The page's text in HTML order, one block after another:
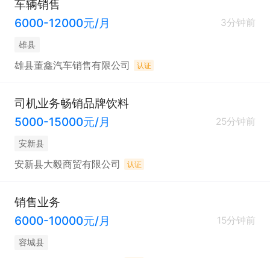
车辆销售
6000-12000元/月
3分钟前
雄县
雄县董鑫汽车销售有限公司 认证
司机业务畅销品牌饮料
5000-15000元/月
25分钟前
安新县
安新县大毅商贸有限公司 认证
销售业务
6000-10000元/月
15分钟前
容城县